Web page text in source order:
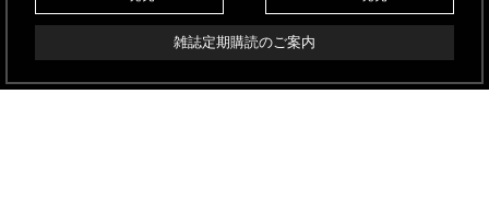
雑誌定期購読のご案内